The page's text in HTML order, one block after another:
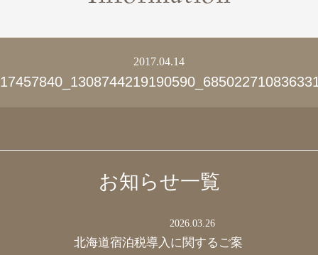
2017.04.14
お知らせ一覧
2026.03.26
北海道宿泊税導入に関するご案